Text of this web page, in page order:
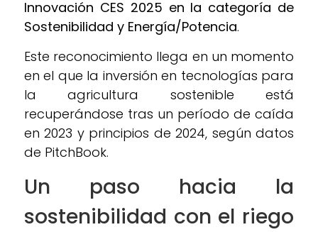
Innovación CES 2025 en la categoría de
Sostenibilidad y Energía/Potencia.
Este reconocimiento llega en un momento
en el que la inversión en tecnologías para
la agricultura sostenible está
recuperándose tras un período de caída
en 2023 y principios de 2024, según datos
de PitchBook.
Un paso hacia la
sostenibilidad con el riego